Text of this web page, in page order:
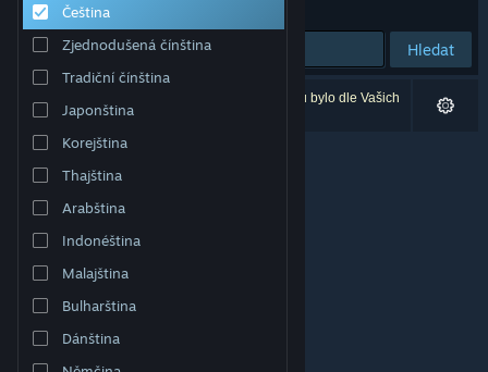
Podpora
Změnit jazyk
Mobilní aplikace služby Steam
Desktopová verze stránky
Čeština
Zjednodušená čínština
Tradiční čínština
Japonština
Korejština
Thajština
Arabština
Indonéština
Malajština
Bulharština
Dánština
Seřadit podle
Hledat
Vašemu zadání odpovídá 0 výsledků. 5 produktů bylo dle Vašich
předvoleb vyloučeno z výsledků vyhledávání.